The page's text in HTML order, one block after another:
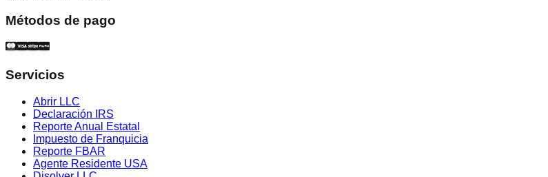
Métodos de pago
Servicios
Abrir LLC
Declaración IRS
Reporte Anual Estatal
Impuesto de Franquicia
Reporte FBAR
Agente Residente USA